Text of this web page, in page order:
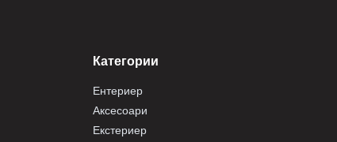
Категории
Ентериер
Аксесоари
Екстериер